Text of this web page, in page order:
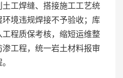
工焊缝、搭接施工工艺统
境违规焊接不予验收；库
程质保考核，缩短运维整
工程，统一岩土材料报审